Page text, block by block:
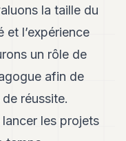
la taille du
et l’expérience
un rôle de
afin de
réussite.
les projets